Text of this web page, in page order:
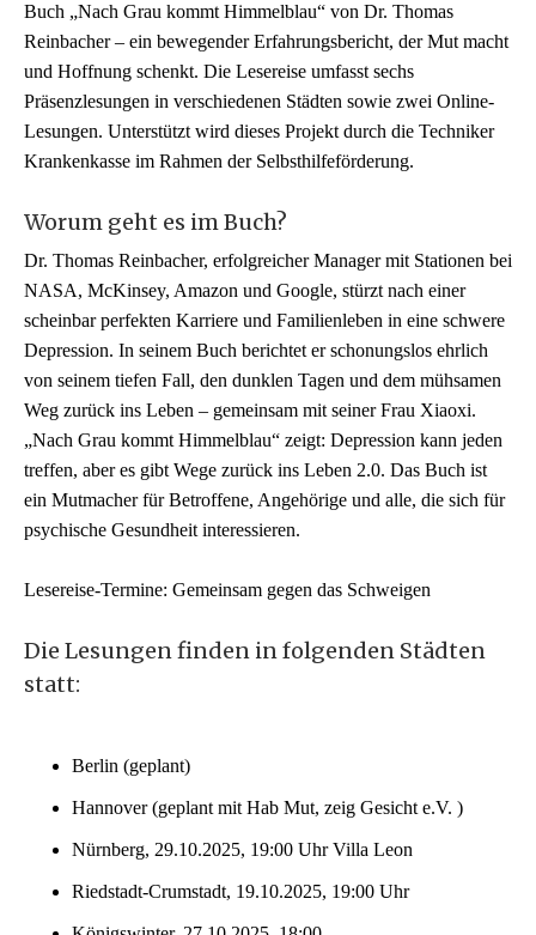
Buch „Nach Grau kommt Himmelblau“ von Dr. Thomas
Reinbacher – ein bewegender Erfahrungsbericht, der Mut macht
und Hoffnung schenkt. Die Lesereise umfasst sechs
Präsenzlesungen in verschiedenen Städten sowie zwei Online-
Lesungen. Unterstützt wird dieses Projekt durch die Techniker
Krankenkasse im Rahmen der Selbsthilfeförderung.
Worum geht es im Buch?
Dr. Thomas Reinbacher, erfolgreicher Manager mit Stationen bei
NASA, McKinsey, Amazon und Google, stürzt nach einer
scheinbar perfekten Karriere und Familienleben in eine schwere
Depression. In seinem Buch berichtet er schonungslos ehrlich
von seinem tiefen Fall, den dunklen Tagen und dem mühsamen
Weg zurück ins Leben – gemeinsam mit seiner Frau Xiaoxi.
„Nach Grau kommt Himmelblau“ zeigt: Depression kann jeden
treffen, aber es gibt Wege zurück ins Leben 2.0. Das Buch ist
ein Mutmacher für Betroffene, Angehörige und alle, die sich für
psychische Gesundheit interessieren.
Lesereise-Termine: Gemeinsam gegen das Schweigen
Die Lesungen finden in folgenden Städten
statt:
Berlin (geplant)
Hannover (geplant mit Hab Mut, zeig Gesicht e.V. )
Nürnberg, 29.10.2025, 19:00 Uhr Villa Leon
Riedstadt-Crumstadt, 19.10.2025, 19:00 Uhr